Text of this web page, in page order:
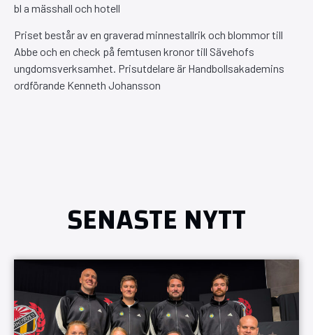
bl a mässhall och hotell
Priset består av en graverad minnestallrik och blommor till
Abbe och en check på femtusen kronor till Sävehofs
ungdomsverksamhet. Prisutdelare är Handbollsakademins
ordförande Kenneth Johansson
SENASTE NYTT